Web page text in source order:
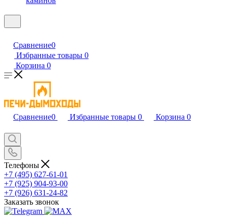
Сравнение0
Избранные товары 0
Корзина 0
Сравнение0 Избранные товары 0 Корзина 0
Телефоны
+7 (495) 627-61-01
+7 (925) 904-93-00
+7 (926) 631-24-82
Заказать звонок